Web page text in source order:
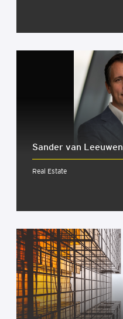
Sander van Leeuwen
Real Estate